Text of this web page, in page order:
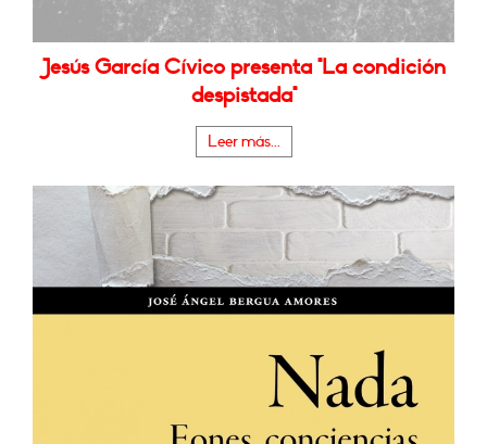
Jesús García Cívico presenta "La condición
despistada"
Leer más...